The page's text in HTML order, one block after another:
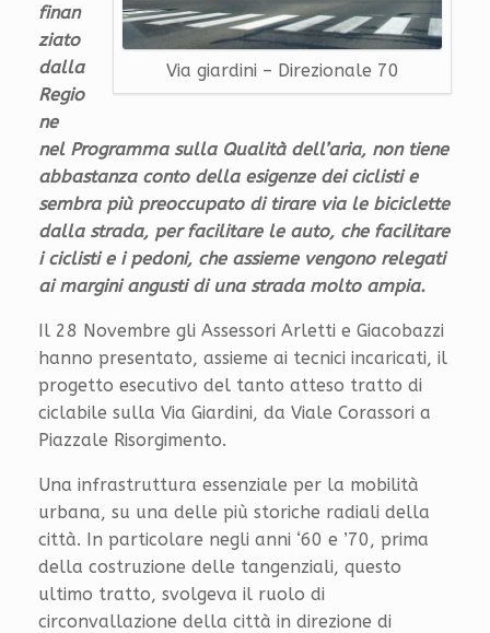
Via giardini – Direzionale 70
finan
ziato
dalla
Regio
ne
nel Programma sulla Qualità dell’aria, non tiene
abbastanza conto della esigenze dei ciclisti e
sembra più preoccupato di tirare via le biciclette
dalla strada, per facilitare le auto, che facilitare
i ciclisti e i pedoni, che assieme vengono relegati
ai margini angusti di una strada molto ampia.
Il 28 Novembre gli Assessori Arletti e Giacobazzi
hanno presentato, assieme ai tecnici incaricati, il
progetto esecutivo del tanto atteso tratto di
ciclabile sulla Via Giardini, da Viale Corassori a
Piazzale Risorgimento.
Una infrastruttura essenziale per la mobilità
urbana, su una delle più storiche radiali della
città. In particolare negli anni ‘60 e ’70, prima
della costruzione delle tangenziali, questo
ultimo tratto, svolgeva il ruolo di
circonvallazione della città in direzione di